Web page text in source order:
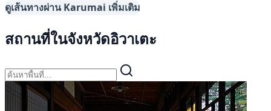
ดูเส้นทางผ่าน Karumai เพิ่มเติม
สถานที่ในจังหวัดอิวาเตะ